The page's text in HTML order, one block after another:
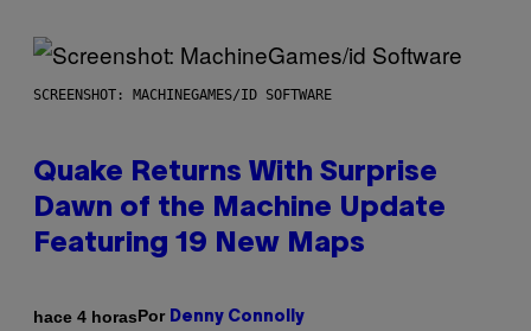
SCREENSHOT: MACHINEGAMES/ID SOFTWARE
Quake Returns With Surprise
Dawn of the Machine Update
Featuring 19 New Maps
hace 4 horasPor Denny Connolly